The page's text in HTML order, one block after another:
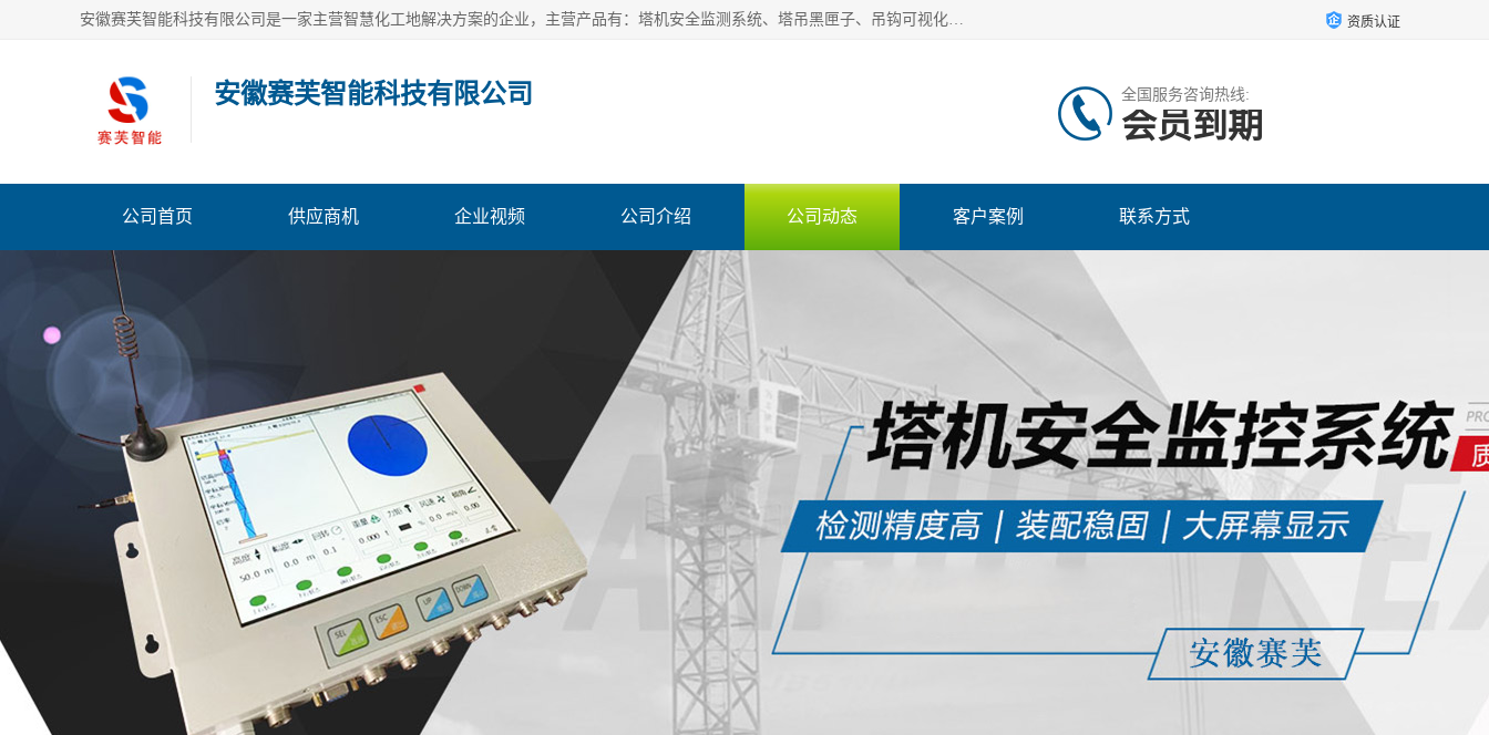
安徽赛芙智能科技有限公司是一家主营智慧化工地解决方案的企业，主营产品有：塔机安全监测系统、塔吊黑匣子、吊钩可视化、吊钩可视化系统、塔机安全监控系统、塔机黑匣子等。创建至今始终关注用户需求，为用户提供有的产品和服务。 资质认证
安徽赛芙智能科技有限公司 全国服务咨询热线:
会员到期
公司首页 供应商机 企业视频 公司介绍 公司动态 客户案例 联系方式